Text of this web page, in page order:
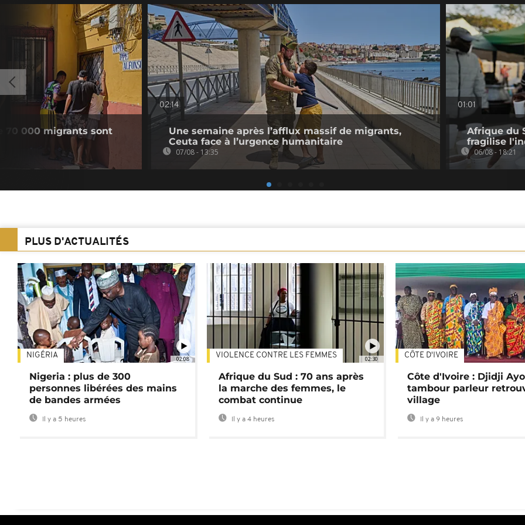
70 000 migrants sont
02:14
Une semaine après l’afflux massif de migrants,
Ceuta face à l’urgence humanitaire
07/08 - 13:35
01:01
Afrique du
fragilise
06/08 - 18:21
PLUS D'ACTUALITÉS
02:08
NIGÉRIA
Nigeria : plus de 300
personnes libérées des mains
de bandes armées
Il y a 5 heures
02:30
VIOLENCE CONTRE LES FEMMES
Afrique du Sud : 70 ans après
la marche des femmes, le
combat continue
Il y a 4 heures
CÔTE D'IVOIRE
Côte d'Ivoire : Djidji
tambour parleur
village
Il y a 9 heures